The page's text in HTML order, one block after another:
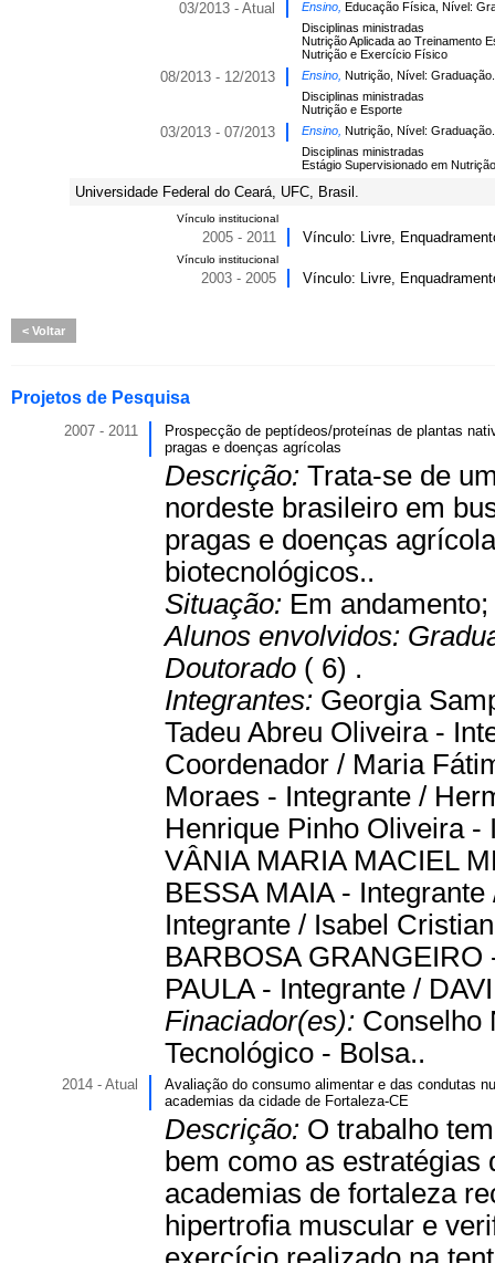
03/2013 - Atual Ensino, Educação Física, Nível:
Disciplinas ministradas
Nutrição Aplicada ao Treinamento
Nutrição e Exercício Físico
08/2013 - 12/2013 Ensino, Nutrição, Nível: Graduação.
Disciplinas ministradas
Nutrição e Esporte
03/2013 - 07/2013 Ensino, Nutrição, Nível: Graduação.
Disciplinas ministradas
Estágio Supervisionado em
Universidade Federal do Ceará, UFC, Brasil.
Vínculo institucional
2005 - 2011 Vínculo: Livre,
Vínculo institucional
2003 - 2005 Vínculo: Livre,
Voltar
Projetos de Pesquisa
2007 - 2011
Prospecção de peptídeos/proteínas de plantas
pragas e doenças agrícolas
Descrição: Trata-se de
nordeste brasileiro em
pragas e doenças
biotecnológicos..
Situação: Em andamento;
Alunos envolvidos:
Doutorado ( 6) .
Integrantes: Georgia
Tadeu Abreu Oliveira -
Coordenador / Maria
Moraes - Integrante /
Henrique Pinho Oliveira -
VÂNIA MARIA MACIEL
BESSA MAIA -
Integrante / Isabel
BARBOSA GRANGEIRO
PAULA - Integrante /
Finaciador(es): Conselho
Tecnológico - Bolsa..
2014 - Atual
Avaliação do consumo alimentar e das condutas
academias da cidade de Fortaleza-CE
Descrição: O trabalho
bem como as
academias de fortaleza
hipertrofia muscular e